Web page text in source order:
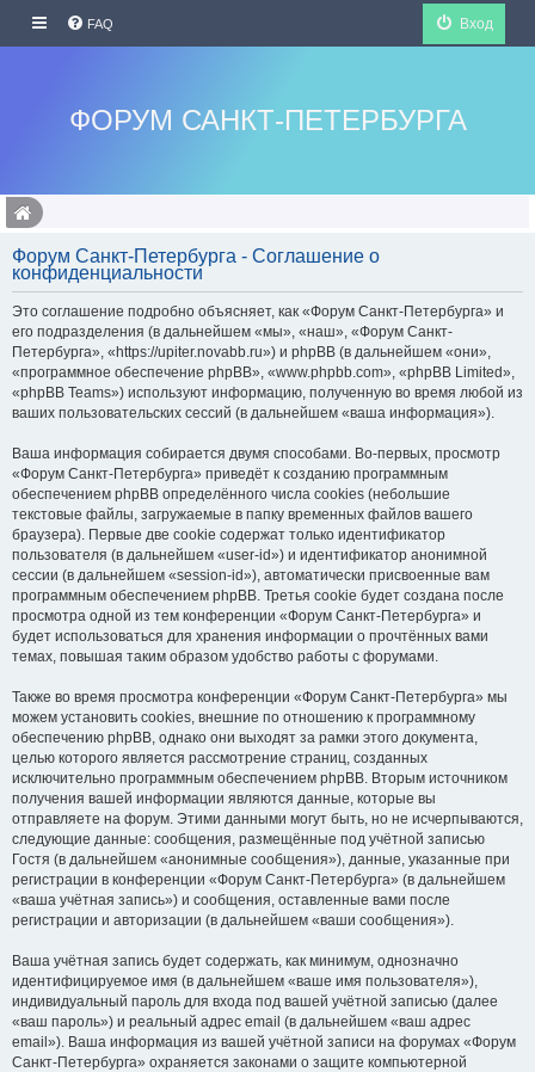
FAQ Вход
ФОРУМ САНКТ-ПЕТЕРБУРГА
Форум Санкт-Петербурга - Соглашение о
конфиденциальности
Это соглашение подробно объясняет, как «Форум Санкт-Петербурга» и
его подразделения (в дальнейшем «мы», «наш», «Форум Санкт-
Петербурга», «https://upiter.novabb.ru») и phpBB (в дальнейшем «они»,
«программное обеспечение phpBB», «www.phpbb.com», «phpBB Limited»,
«phpBB Teams») используют информацию, полученную во время любой из
ваших пользовательских сессий (в дальнейшем «ваша информация»).
Ваша информация собирается двумя способами. Во-первых, просмотр
«Форум Санкт-Петербурга» приведёт к созданию программным
обеспечением phpBB определённого числа cookies (небольшие
текстовые файлы, загружаемые в папку временных файлов вашего
браузера). Первые две cookie содержат только идентификатор
пользователя (в дальнейшем «user-id») и идентификатор анонимной
сессии (в дальнейшем «session-id»), автоматически присвоенные вам
программным обеспечением phpBB. Третья cookie будет создана после
просмотра одной из тем конференции «Форум Санкт-Петербурга» и
будет использоваться для хранения информации о прочтённых вами
темах, повышая таким образом удобство работы с форумами.
Также во время просмотра конференции «Форум Санкт-Петербурга» мы
можем установить cookies, внешние по отношению к программному
обеспечению phpBB, однако они выходят за рамки этого документа,
целью которого является рассмотрение страниц, созданных
исключительно программным обеспечением phpBB. Вторым источником
получения вашей информации являются данные, которые вы
отправляете на форум. Этими данными могут быть, но не исчерпываются,
следующие данные: сообщения, размещённые под учётной записью
Гостя (в дальнейшем «анонимные сообщения»), данные, указанные при
регистрации в конференции «Форум Санкт-Петербурга» (в дальнейшем
«ваша учётная запись») и сообщения, оставленные вами после
регистрации и авторизации (в дальнейшем «ваши сообщения»).
Ваша учётная запись будет содержать, как минимум, однозначно
идентифицируемое имя (в дальнейшем «ваше имя пользователя»),
индивидуальный пароль для входа под вашей учётной записью (далее
«ваш пароль») и реальный адрес email (в дальнейшем «ваш адрес
email»). Ваша информация из вашей учётной записи на форумах «Форум
Санкт-Петербурга» охраняется законами о защите компьютерной